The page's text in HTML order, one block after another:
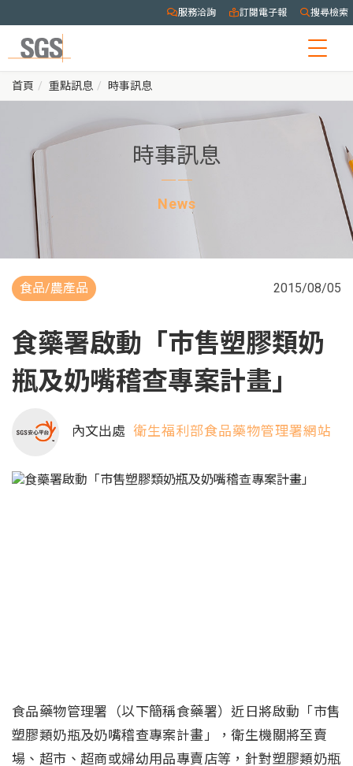
服務洽詢 訂閱電子報 搜尋檢索
首頁 重點訊息 時事訊息
時事訊息
News
食品/農產品 2015/08/05
食藥署啟動「市售塑膠類奶
瓶及奶嘴稽查專案計畫」
內文出處 衛生福利部食品藥物管理署網站
食品藥物管理署（以下簡稱食藥署）近日將啟動「市售
塑膠類奶瓶及奶嘴稽查專案計畫」，衛生機關將至賣
場、超市、超商或婦幼用品專賣店等，針對塑膠類奶瓶